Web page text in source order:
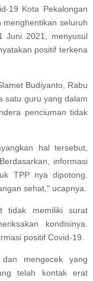
19 Kota Pekalongan
seluruh
Juni 2021, menyusul
positif terkena
Budiyanto, Rabu
satu guru yang dalam
penciuman tidak
hal tersebut,
informasi
TPP nya dipotong.
sehat," ucapnya.
tidak memiliki surat
kondisinya.
positif Covid-19.
mengecek yang
telah kontak erat